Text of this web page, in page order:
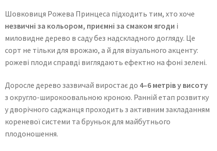
Шовковиця Рожева Принцеса підходить тим, хто хоче
незвичні за кольором, приємні за смаком ягоди і
миловидне дерево в саду без надскладного догляду. Це
сорт не тільки для врожаю, а й для візуального акценту:
рожеві плоди справді виглядають ефектно на фоні зелені.
Доросле дерево зазвичай виростає до 4–6 метрів у висоту
з округло-широкоовальною кроною. Ранній етап розвитку
у дворічного саджанця проходить з активним закладанням
кореневої системи та бруньок для майбутнього
плодоношення.